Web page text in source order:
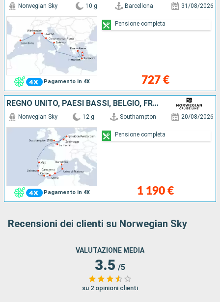
Pagamento in 4X
Norwegian Sky 10 g Barcellona 31/08/2026
727 €
Pensione completa
REGNO UNITO, PAESI BASSI, BELGIO, FRANCIA, SPAGNA, PORTOGALLO, MAIORCA
Pagamento in 4X
Norwegian Sky 12 g Southampton 20/08/2026
1 190 €
Pensione completa
Recensioni dei clienti su Norwegian Sky
VALUTAZIONE MEDIA
3.5 /5
su 2 opinioni clienti